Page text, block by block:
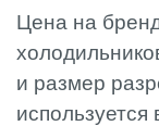
Цена на
и размер